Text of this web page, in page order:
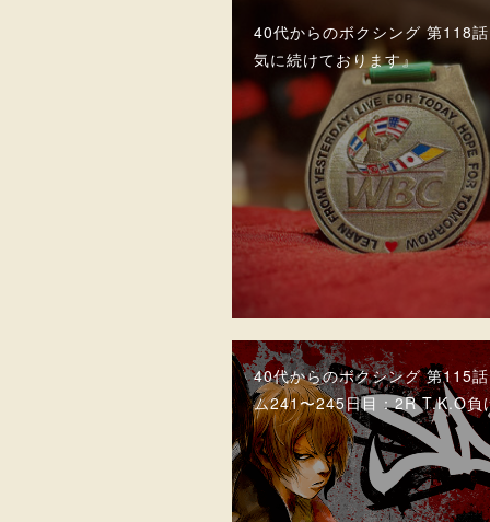
40代からのボクシング 第118
気に続けております』
40代からのボクシング 第115
ム241〜245日目：2R T.K.O負